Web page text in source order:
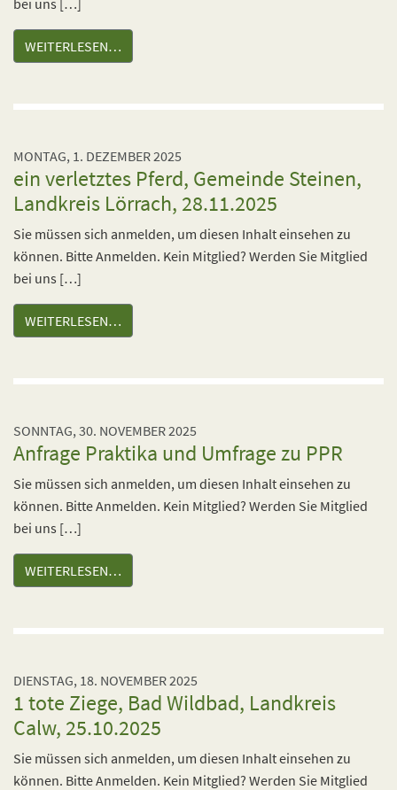
bei uns […]
WEITERLESEN…
MONTAG, 1. DEZEMBER 2025
ein verletztes Pferd, Gemeinde Steinen,
Landkreis Lörrach, 28.11.2025
Sie müssen sich anmelden, um diesen Inhalt einsehen zu
können. Bitte Anmelden. Kein Mitglied? Werden Sie Mitglied
bei uns […]
WEITERLESEN…
SONNTAG, 30. NOVEMBER 2025
Anfrage Praktika und Umfrage zu PPR
Sie müssen sich anmelden, um diesen Inhalt einsehen zu
können. Bitte Anmelden. Kein Mitglied? Werden Sie Mitglied
bei uns […]
WEITERLESEN…
DIENSTAG, 18. NOVEMBER 2025
1 tote Ziege, Bad Wildbad, Landkreis
Calw, 25.10.2025
Sie müssen sich anmelden, um diesen Inhalt einsehen zu
können. Bitte Anmelden. Kein Mitglied? Werden Sie Mitglied